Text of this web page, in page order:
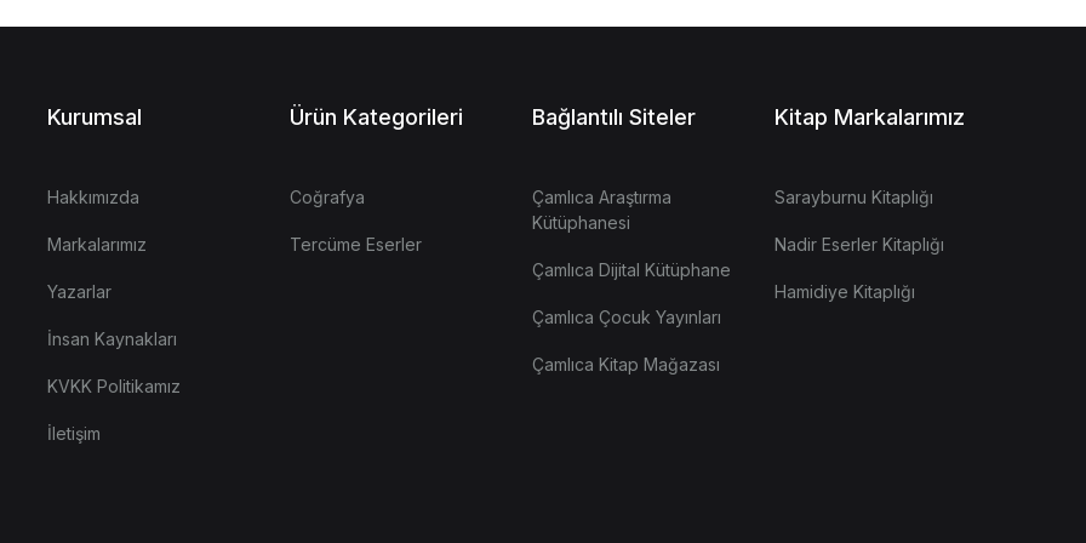
Kurumsal
Hakkımızda
Markalarımız
Yazarlar
İnsan Kaynakları
KVKK Politikamız
İletişim
Ürün Kategorileri
Coğrafya
Tercüme Eserler
Bağlantılı Siteler
Çamlıca Araştırma
Kütüphanesi
Çamlıca Dijital Kütüphane
Çamlıca Çocuk Yayınları
Çamlıca Kitap Mağazası
Kitap Markalarımız
Sarayburnu Kitaplığı
Nadir Eserler Kitaplığı
Hamidiye Kitaplığı